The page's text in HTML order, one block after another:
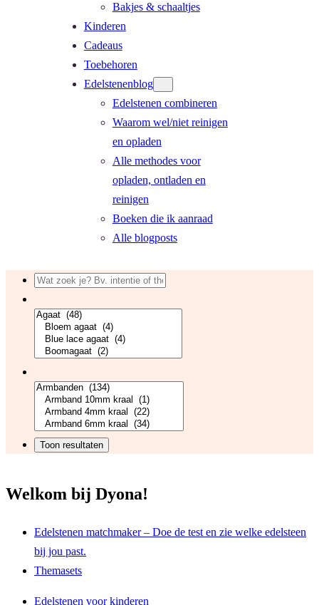
Bakjes & schaaltjes
Kinderen
Cadeaus
Toebehoren
Edelstenenblog
Edelstenen combineren
Waarom wel/niet reinigen
en opladen
Alle methodes voor
opladen, ontladen en
reinigen
Boeken die ik aanraad
Alle blogposts
Welkom bij Dyona!
Edelstenen matchmaker – Doe de test en zie welke edelsteen
bij jou past.
Themasets
Edelstenen voor kinderen